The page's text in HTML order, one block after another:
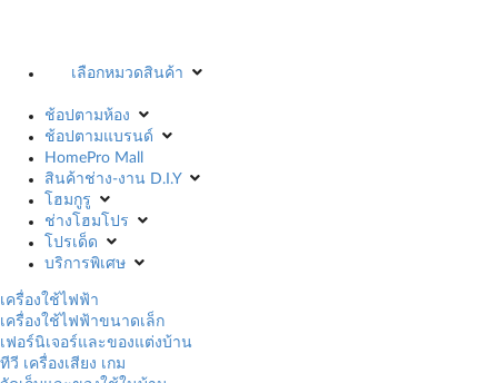
เลือกหมวดสินค้า
ช้อปตามห้อง
ช้อปตามแบรนด์
HomePro Mall
สินค้าช่าง-งาน D.I.Y
โฮมกูรู
ช่างโฮมโปร
โปรเด็ด
บริการพิเศษ
เครื่องใช้ไฟฟ้า
เครื่องใช้ไฟฟ้าขนาดเล็ก
เฟอร์นิเจอร์และของแต่งบ้าน
ทีวี เครื่องเสียง เกม